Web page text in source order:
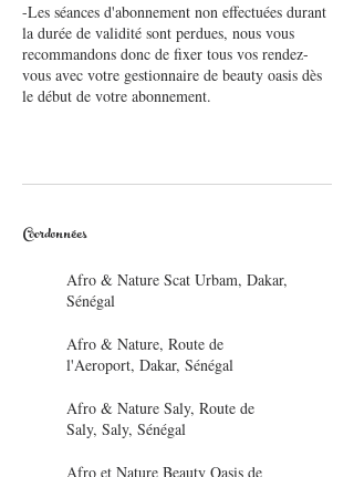
-Les séances d'abonnement non effectuées durant
la durée de validité sont perdues, nous vous
recommandons donc de fixer tous vos rendez-
vous avec votre gestionnaire de beauty oasis dès
le début de votre abonnement.
Coordonnées
Afro & Nature Scat Urbam, Dakar,
Sénégal
Afro & Nature, Route de
l'Aeroport, Dakar, Sénégal
Afro & Nature Saly, Route de
Saly, Saly, Sénégal
Afro et Nature Beauty Oasis de